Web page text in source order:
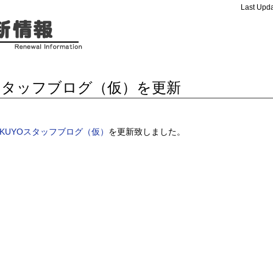
Last
ッフブログ（仮）を更新
スタッフブログ（仮） を更新致しました。